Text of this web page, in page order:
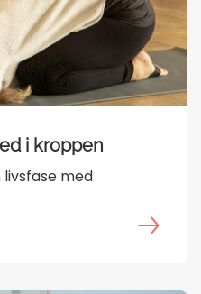
i kroppen
livsfase med